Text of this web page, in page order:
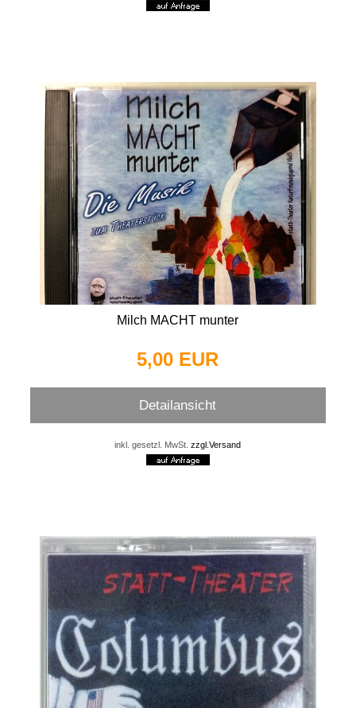
Milch MACHT munter
5,00 EUR
Detailansicht
inkl. gesetzl. MwSt.zzgl.Versand